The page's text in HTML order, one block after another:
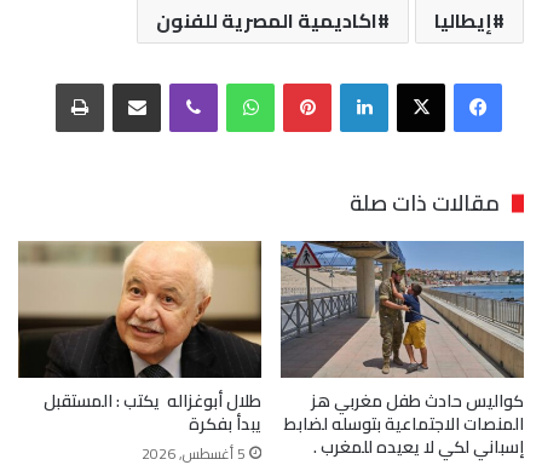
إيطاليا اكاديمية المصرية للفنون
فيسبوك‫X لينكدإن بينتيريستواتساب ڤايبر مشاركة عبر البريد طباعة
مقالات ذات صلة
كواليس حادث طفل مغربي هز
المنصات الاجتماعية بتوسله لضابط
إسباني لكي لا يعيده للمغرب .
طلال أبوغزاله يكتب : المستقبل
يبدأ بفكرة
5 أغسطس, 2026